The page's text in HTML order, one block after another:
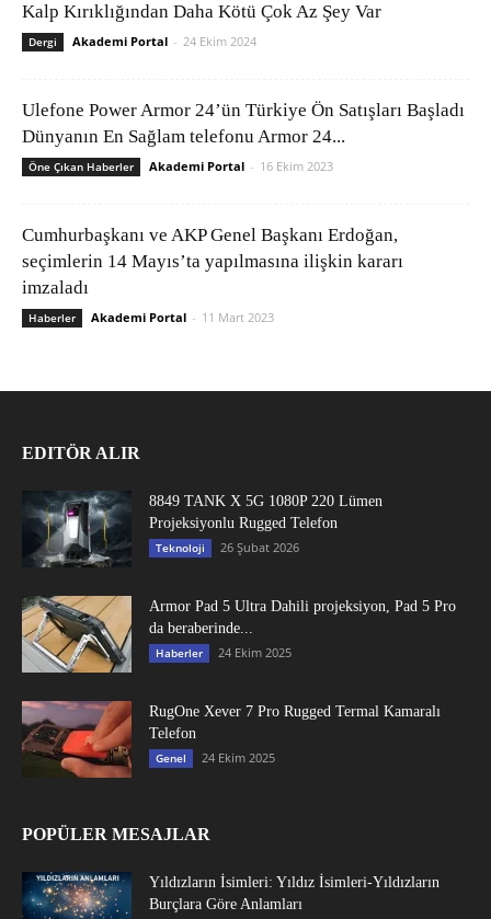
Kalp Kırıklığından Daha Kötü Çok Az Şey Var
Dergi Akademi Portal - 24 Ekim 2024
Ulefone Power Armor 24’ün Türkiye Ön Satışları Başladı
Dünyanın En Sağlam telefonu Armor 24...
Öne Çıkan Haberler Akademi Portal - 16 Ekim 2023
Cumhurbaşkanı ve AKP Genel Başkanı Erdoğan,
seçimlerin 14 Mayıs’ta yapılmasına ilişkin kararı
imzaladı
Haberler Akademi Portal - 11 Mart 2023
EDITÖR ALIR
8849 TANK X 5G 1080P 220 Lümen
Projeksiyonlu Rugged Telefon
Teknoloji 26 Şubat 2026
Armor Pad 5 Ultra Dahili projeksiyon, Pad 5 Pro
da beraberinde...
Haberler 24 Ekim 2025
RugOne Xever 7 Pro Rugged Termal Kamaralı
Telefon
Genel 24 Ekim 2025
POPÜLER MESAJLAR
Yıldızların İsimleri: Yıldız İsimleri-Yıldızların
Burçlara Göre Anlamları